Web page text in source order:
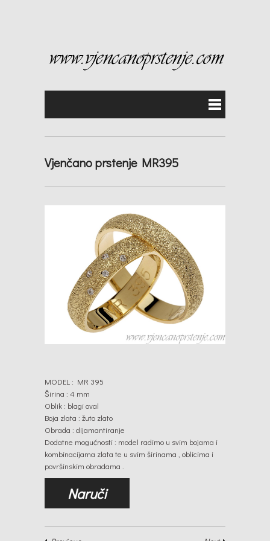
Vjenčano prstenje MR395
MODEL : MR 395
Širina : 4 mm
Oblik : blagi oval
Boja zlata : žuto zlato
Obrada : dijamantiranje
Dodatne mogućnosti : model radimo u svim bojama i
kombinacijama zlata te u svim širinama , oblicima i
površinskim obradama .
Naruči